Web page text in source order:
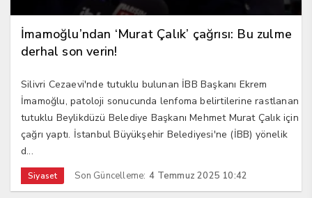
İmamoğlu’ndan ‘Murat Çalık’ çağrısı: Bu zulme
derhal son verin!
Silivri Cezaevi'nde tutuklu bulunan İBB Başkanı Ekrem
İmamoğlu, patoloji sonucunda lenfoma belirtilerine rastlanan
tutuklu Beylikdüzü Belediye Başkanı Mehmet Murat Çalık için
çağrı yaptı. İstanbul Büyükşehir Belediyesi'ne (İBB) yönelik
d...
Siyaset Son Güncelleme: 4 Temmuz 2025 10:42